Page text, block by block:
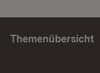
Themenübersicht